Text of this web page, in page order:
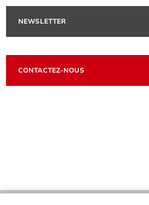
NEWSLETTER
CONTACTEZ-NOUS